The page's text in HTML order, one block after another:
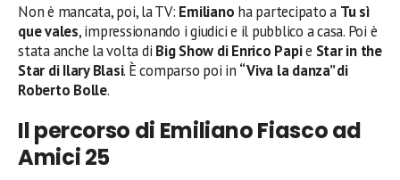
Non è mancata, poi, la TV: Emiliano ha partecipato a Tu sì
que vales, impressionando i giudici e il pubblico a casa. Poi è
stata anche la volta di Big Show di Enrico Papie Star in the
Star di Ilary Blasi. È comparso poi in “Viva la danza” di
Roberto Bolle.
Il percorso di Emiliano Fiasco ad
Amici 25